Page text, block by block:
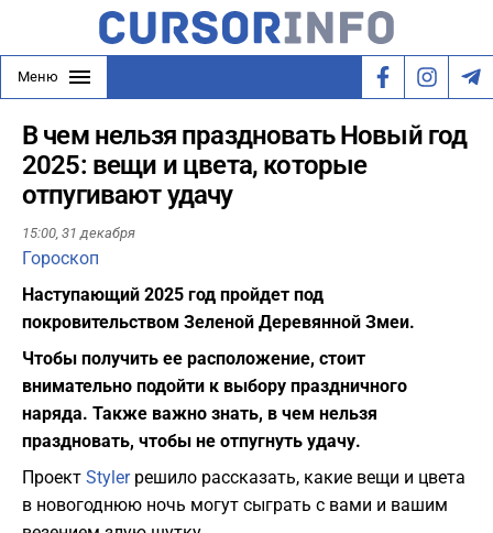
Меню
В чем нельзя праздновать Новый год
2025: вещи и цвета, которые
отпугивают удачу
15:00, 31 декабря
Гороскоп
Наступающий 2025 год пройдет под
покровительством Зеленой Деревянной Змеи.
Чтобы получить ее расположение, стоит
внимательно подойти к выбору праздничного
наряда. Также важно знать, в чем нельзя
праздновать, чтобы не отпугнуть удачу.
Проект Stylerрешило рассказать, какие вещи и цвета
в новогоднюю ночь могут сыграть с вами и вашим